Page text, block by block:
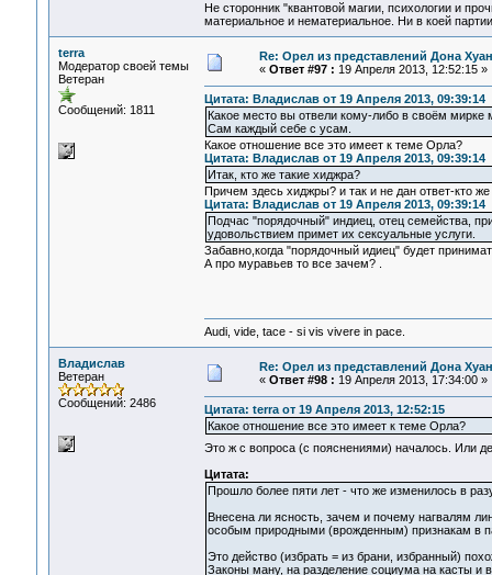
Не сторонник "квантовой магии, психологии и
материальное и нематериальное. Ни в коей
terra
Модератор своей темы
Ветеран
Сообщений: 1811
Re: Орел из представлений Дона
« Ответ #97 : 19 Апреля 2013, 12:52:15 »
Цитата: Владислав от 19 Апреля 2013, 09:39:14
Какое место вы отвели кому-либо в своём мирке
Сам каждый себе с усам.
Какое отношение все это имеет к теме Орла?
Цитата: Владислав от 19 Апреля 2013, 09:39:14
Итак, кто же такие хиджра?
Причем здесь хиджры? и так и не дан ответ-кто
Цитата: Владислав от 19 Апреля 2013, 09:39:14
Подчас "порядочный" индиец, отец семейства,
удовольствием примет их сексуальные услуги.
Забавно,когда "порядочный идиец" будет
А про муравьев то все зачем? .
Audi, vide, tace - si vis vivere in pace.
Владислав
Ветеран
Сообщений: 2486
Re: Орел из представлений Дона
« Ответ #98 : 19 Апреля 2013, 17:34:00 »
Цитата: terra от 19 Апреля 2013, 12:52:15
Какое отношение все это имеет к теме Орла?
Это ж с вопроса (с пояснениями) началось. Или
Цитата:
Прошло более пяти лет - что же изменилось в
Внесена ли ясность, зачем и почему нагвалям
особым природными (врожденным) признакам в
Это действо (избрать = из брани, избранный)
Законы ману, на разделение социума на касты и